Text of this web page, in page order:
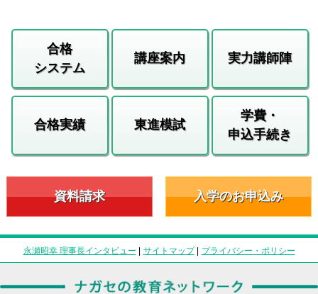
合格
システム
講座案内 実力講師陣
合格実績 東進模試
学費・
申込手続き
資料請求 入学のお申込み
永瀬昭幸 理事長インタビュー | サイトマップ| プライバシー・ポリシー